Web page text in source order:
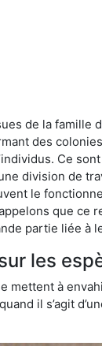
de la famille
des
Ce
division de
le
que ce
partie liée à
les
mettent à
il s’agit